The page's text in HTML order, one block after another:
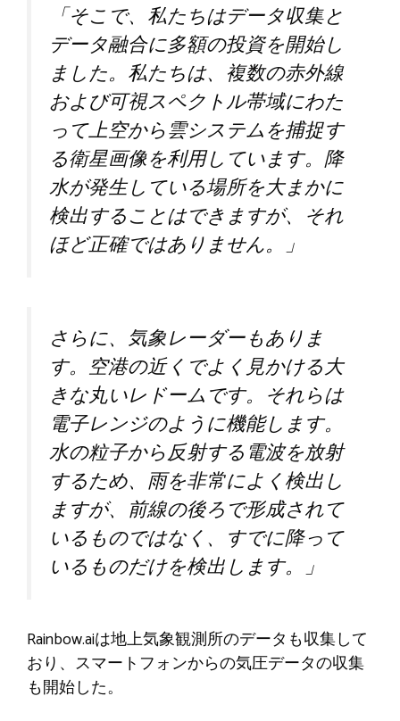
「そこで、私たちはデータ収集と
データ融合に多額の投資を開始し
ました。私たちは、複数の赤外線
および可視スペクトル帯域にわた
って上空から雲システムを捕捉す
る衛星画像を利用しています。降
水が発生している場所を大まかに
検出することはできますが、それ
ほど正確ではありません。」
さらに、気象レーダーもありま
す。空港の近くでよく見かける大
きな丸いレドームです。それらは
電子レンジのように機能します。
水の粒子から反射する電波を放射
するため、雨を非常によく検出し
ますが、前線の後ろで形成されて
いるものではなく、すでに降って
いるものだけを検出します。」
Rainbow.aiは地上気象観測所のデータも収集して
おり、スマートフォンからの気圧データの収集
も開始した。